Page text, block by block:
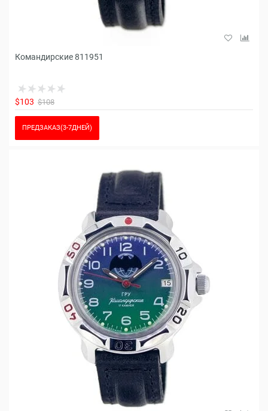
Командирские 811951
$103 $108
ПРЕДЗАКАЗ(3-7ДНЕЙ)